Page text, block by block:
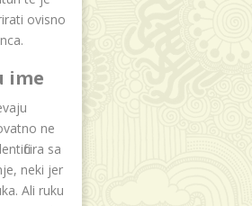
ovisno
ime
ne
sa
neki jer
Ali ruku